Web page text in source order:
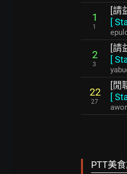
1
1
[請
[
2
3
[請
[
22
27
[閒
[
PTT美